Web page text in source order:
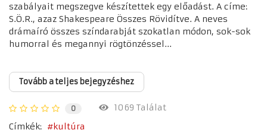
szabályait megszegve készítettek egy előadást. A címe:
S.Ö.R., azaz Shakespeare Összes Rövidítve. A neves
drámaíró összes színdarabját szokatlan módon, sok-sok
humorral és megannyi rögtönzéssel...
Tovább a teljes bejegyzéshez
0
1069 Találat
Címkék:
kultúra